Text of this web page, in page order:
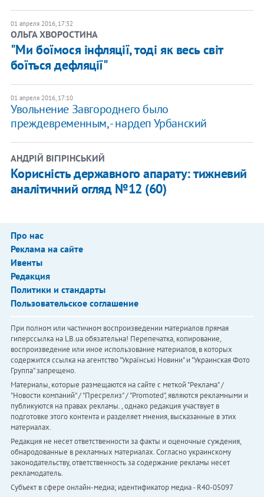
01 апреля 2016, 17:32
ОЛЬГА ХВОРОСТИНА
"Ми боїмося інфляції, тоді як весь світ
боїться дефляції"
01 апреля 2016, 17:10
Увольнение Завгороднего было
преждевременным, - нардеп Урбанский
АНДРІЙ ВІГІРІНСЬКИЙ
Корисність державного апарату: тижневий
аналітичний огляд №12 (60)
Про нас
Реклама на сайте
Ивенты
Редакция
Политики и стандарты
Пользовательское соглашение
При полном или частичном воспроизведении материалов прямая
гиперссылка на LB.ua обязательна! Перепечатка, копирование,
воспроизведение или иное использование материалов, в которых
содержится ссылка на агентство "Українськi Новини" и "Украинская Фото
Группа" запрещено.
Материалы, которые размещаются на сайте с меткой "Реклама" /
"Новости компаний" / "Пресрелиз" / "Promoted", являются рекламными и
публикуются на правах рекламы. , однако редакция участвует в
подготовке этого контента и разделяет мнения, высказанные в этих
материалах.
Редакция не несет ответственности за факты и оценочные суждения,
обнародованные в рекламных материалах. Согласно украинскому
законодательству, ответственность за содержание рекламы несет
рекламодатель.
Субъект в сфере онлайн-медиа; идентификатор медиа - R40-05097